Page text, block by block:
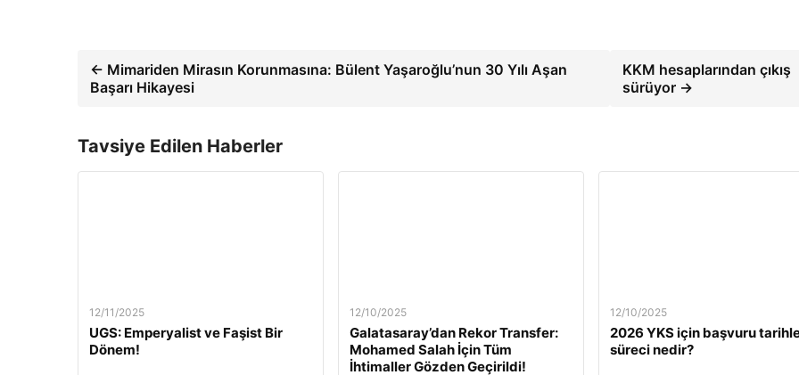
← Mimariden Mirasın Korunmasına: Bülent Yaşaroğlu’nun 30 Yılı Aşan
Başarı Hikayesi
KKM hesaplarından çıkış
sürüyor →
Tavsiye Edilen Haberler
12/11/2025
UGS: Emperyalist ve Faşist Bir
Dönem!
12/10/2025
Galatasaray’dan Rekor Transfer:
Mohamed Salah İçin Tüm
İhtimaller Gözden Geçirildi!
12/10/2025
2026 YKS için başvuru
süreci nedir?